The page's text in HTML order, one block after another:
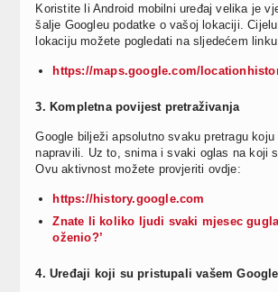
Koristite li Android mobilni uređaj velika je
šalje Googleu podatke o vašoj lokaciji.
lokaciju možete pogledati na sljedećem
https://maps.google.com/
3. Kompletna povijest pretraživanja
Google bilježi apsolutno svaku pretragu
napravili. Uz to, snima i svaki oglas na koji
Ovu aktivnost možete provjeriti ovdje:
https://history.google.com
Znate li koliko ljudi svaki mjesec gugla
oženio?’
4. Uređaji koji su pristupali vašem